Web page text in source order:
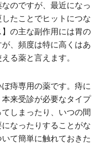
のですが、最近になっ
たことでヒットにつな
の主な副作用には胃の
、頻度は特に高くはあ
る薬と言えます。
痔専用の薬です。痔に
来受診が必要なタイプ
しまったり、いつの間
なったりすることがな
て簡単に触れておきた